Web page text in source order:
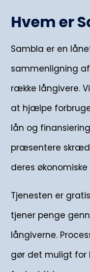
Hvem er
Sambla er en
sammenligning
række långivere.
at hjælpe
lån og
præsentere
deres
Tjenesten er
tjener penge
långiverne.
gør det muligt for